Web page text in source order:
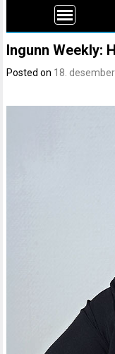
Ingunn Weekly:
Posted on 18.